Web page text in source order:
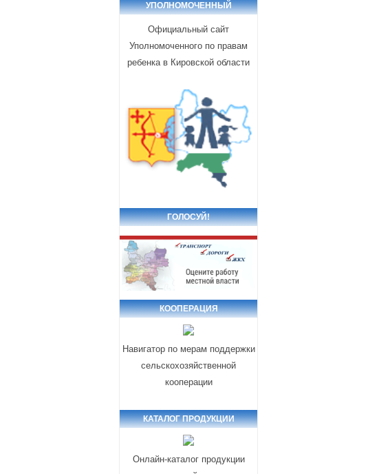
УПОЛНОМОЧЕННЫЙ
Официальный сайт
Уполномоченного по правам
ребенка в Кировской области
ГОЛОСУЙ!
КООПЕРАЦИЯ
Навигатор по мерам поддержки
сельскохозяйственной
кооперации
КАТАЛОГ ПРОДУКЦИИ
Онлайн-каталог продукции